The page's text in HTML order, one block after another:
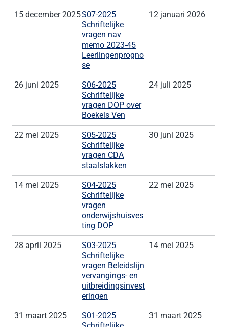
15 december 2025S07-2025
Schriftelijke
vragen nav
memo 2023-45
Leerlingenprogno
se
12 januari 2026
26 juni 2025
S06-2025
Schriftelijke
vragen DOP over
Boekels Ven
24 juli 2025
22 mei 2025
S05-2025
Schriftelijke
vragen CDA
staalslakken
30 juni 2025
14 mei 2025
S04-2025
Schriftelijke
vragen
onderwijshuisves
ting DOP
22 mei 2025
28 april 2025
S03-2025
Schriftelijke
vragen Beleidslijn
vervangings- en
uitbreidingsinvest
eringen
14 mei 2025
31 maart 2025
S01-2025
31 maart 2025